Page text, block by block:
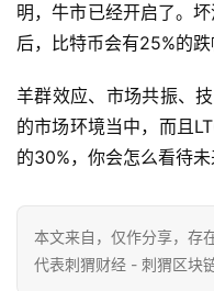
明，牛市已经开启了。
后，比特币会有25%的跌
羊群效应、市场共振、
的市场环境当中，而且
的30%，你会怎么看待未
本文来自 ，仅作分享，存
代表刺猬财经 - 刺猬区块